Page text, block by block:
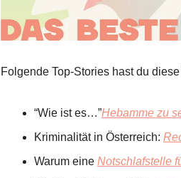
Folgende Top-Stories hast du
“Wie ist es…”Hebamme zu
Kriminalität in Österreich:
Warum eine Notschlafstelle